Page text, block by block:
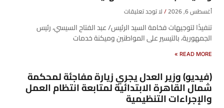
أغسطس 6, 2026 لا توجد تعليقات
تنفيذًا لتوجيهات فخامة السيد الرئيس/ عبد الفتاح السيسي، رئيس
الجمهورية، بالتيسير على المواطنين وميكنة خدمات
READ MORE »
(فيديو) وزير العدل يجري زيارة مفاجئة لمحكمة
شمال القاهرة الابتدائية لمتابعة انتظام العمل
والإجراءات التنظيمية